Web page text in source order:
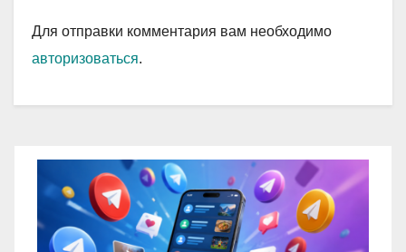
Для отправки комментария вам необходимо
авторизоваться.